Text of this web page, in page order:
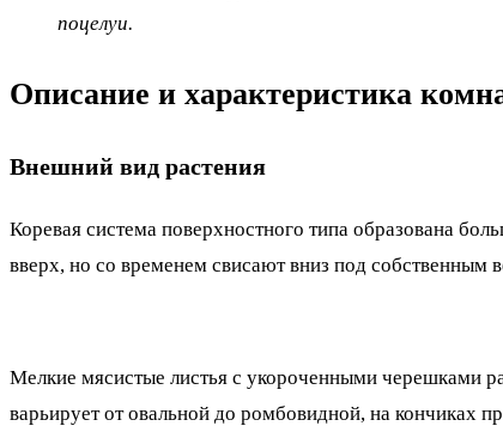
поцелуи.
Описание и характеристика
Внешний вид растения
Коревая система поверхностного типа образована
вверх, но со временем свисают вниз под собственным
Мелкие мясистые листья с укороченными черешками
варьирует от овальной до ромбовидной, на кончиках